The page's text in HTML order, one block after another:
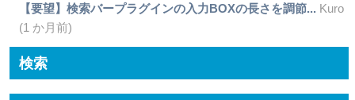
【要望】検索バープラグインの入力BOXの長さを調節... Kuro
(1 か月前)
検索